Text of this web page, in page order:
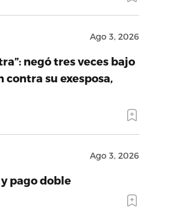
Ago 3, 2026
negó tres veces bajo
contra su exesposa,
Ago 3, 2026
pago doble